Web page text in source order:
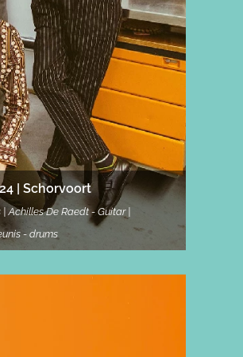
| Schorvoort
|Achilles De Raedt - Guitar |
- drums